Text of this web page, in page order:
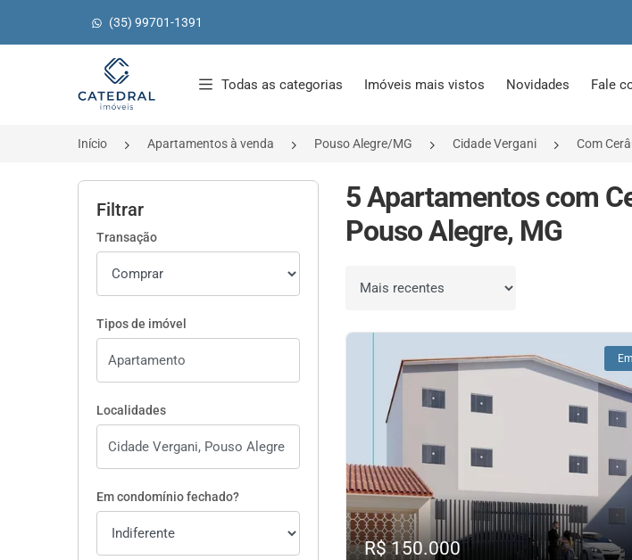
(35) 99701-1391
Página inicial
Todas as categorias Imóveis mais vistos Novidades Fale
Início Apartamentos à venda Pouso Alegre/MG Cidade Vergani Com
Filtrar
Transação
Tipos de imóvel
Localidades
Em condomínio fechado?
5 Apartamentos com
Pouso Alegre, MG
Ordenar por
R$ 150.000